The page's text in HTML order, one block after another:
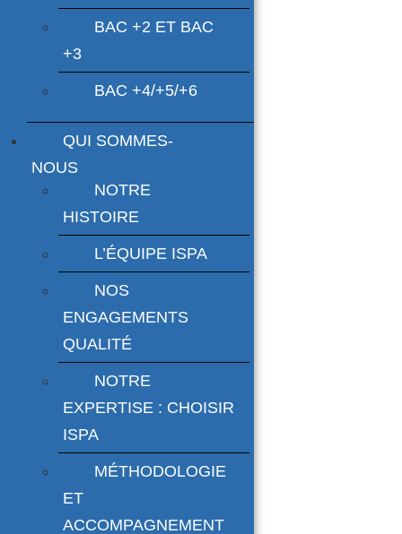
BAC +2 ET BAC
+3
BAC +4/+5/+6
QUI SOMMES-
NOUS
NOTRE
HISTOIRE
L’ÉQUIPE ISPA
NOS
ENGAGEMENTS
QUALITÉ
NOTRE
EXPERTISE : CHOISIR
ISPA
MÉTHODOLOGIE
ET
ACCOMPAGNEMENT